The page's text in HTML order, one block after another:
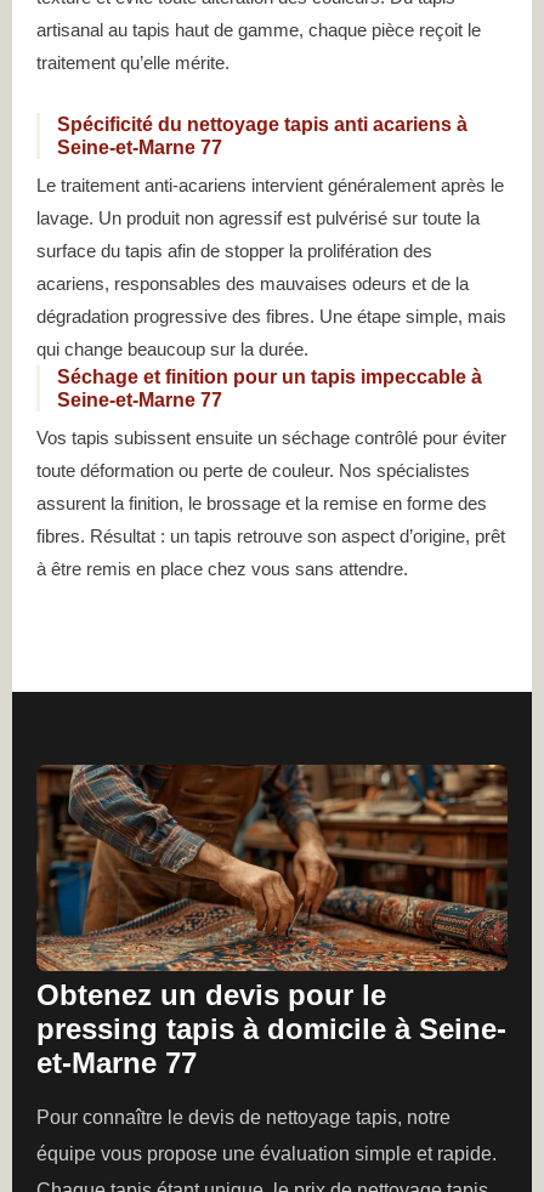
artisanal au tapis haut de gamme, chaque pièce reçoit le
traitement qu’elle mérite.
Spécificité du nettoyage tapis anti acariens à
Seine-et-Marne 77
Le traitement anti-acariens intervient généralement après le
lavage. Un produit non agressif est pulvérisé sur toute la
surface du tapis afin de stopper la prolifération des
acariens, responsables des mauvaises odeurs et de la
dégradation progressive des fibres. Une étape simple, mais
qui change beaucoup sur la durée.
Séchage et finition pour un tapis impeccable à
Seine-et-Marne 77
Vos tapis subissent ensuite un séchage contrôlé pour éviter
toute déformation ou perte de couleur. Nos spécialistes
assurent la finition, le brossage et la remise en forme des
fibres. Résultat : un tapis retrouve son aspect d’origine, prêt
à être remis en place chez vous sans attendre.
Obtenez un devis pour le
pressing tapis à domicile à Seine-
et-Marne 77
Pour connaître le devis de nettoyage tapis, notre
équipe vous propose une évaluation simple et rapide.